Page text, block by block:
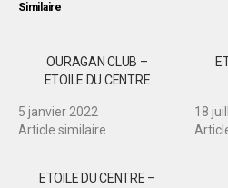
Similaire
OURAGAN CLUB –
ETOILE DU CENTRE
5 janvier 2022
Article similaire
18
ETOILE DU CENTRE –